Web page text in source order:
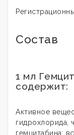
Состав
1 мл
содержит:
Активное
гидрохлорида,
гемцитабина;